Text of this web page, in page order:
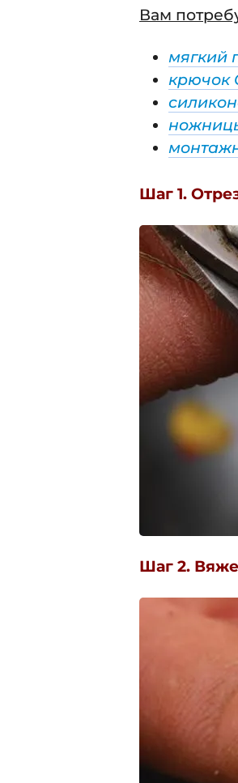
Вам
мягкий
крючок
Шаг 1.
Шаг 2.